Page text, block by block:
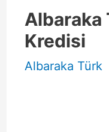
Albaraka
Kredisi
Albaraka Türk